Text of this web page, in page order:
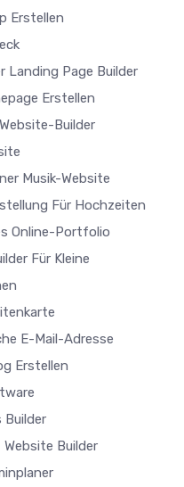
Erstellen
Landing Page Builder
Erstellen
Builder
Musik-Website
Für Hochzeiten
Online-Portfolio
Für Kleine
E-Mail-Adresse
Erstellen
Builder
Builder